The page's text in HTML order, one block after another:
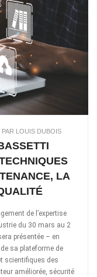
PAR LOUIS DUBOIS
LA
de l’expertise
du 30 mars au 2
présentée – en
sa plateforme de
scientifiques des
améliorée, sécurité